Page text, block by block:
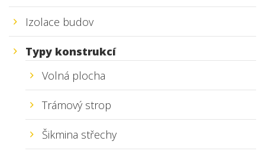
Izolace budov
Typy konstrukcí
Volná plocha
Trámový strop
Šikmina střechy